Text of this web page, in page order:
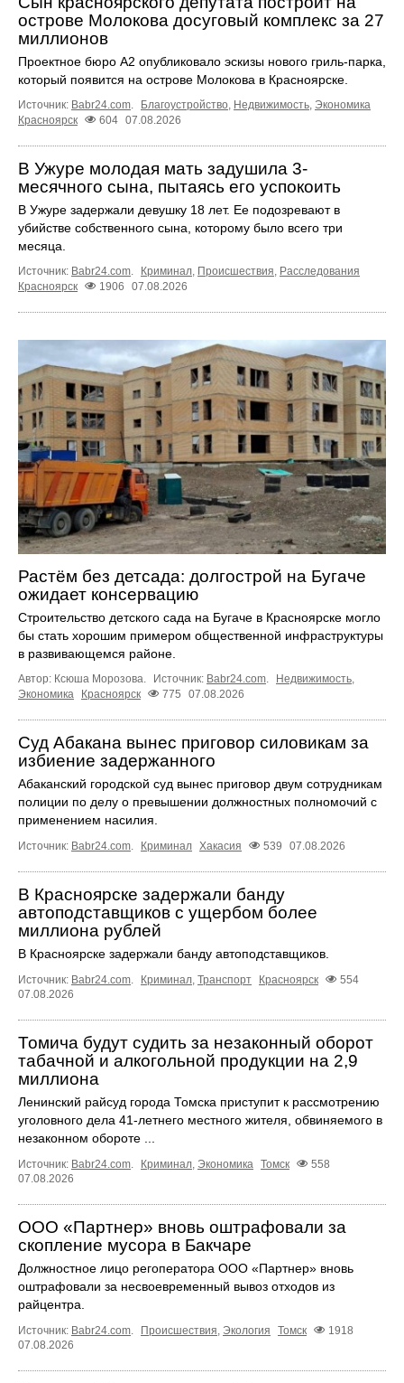
острове Молокова досуговый комплекс за 27
миллионов
Проектное бюро А2 опубликовало эскизы нового гриль-парка,
который появится на острове Молокова в Красноярске.
Источник: Babr24.com. Благоустройство, Недвижимость, Экономика
Красноярск
604 07.08.2026
В Ужуре молодая мать задушила 3-
месячного сына, пытаясь его успокоить
В Ужуре задержали девушку 18 лет. Ее подозревают в
убийстве собственного сына, которому было всего три
месяца.
Источник: Babr24.com. Криминал, Происшествия, Расследования
Красноярск
1906 07.08.2026
Растём без детсада: долгострой на Бугаче
ожидает консервацию
Строительство детского сада на Бугаче в Красноярске могло
бы стать хорошим примером общественной инфраструктуры
в развивающемся районе.
Автор: Ксюша Морозова. Источник: Babr24.com Недвижимость
Экономика
Красноярск 775 07.08.2026
Суд Абакана вынес приговор силовикам за
избиение задержанного
Абаканский городской суд вынес приговор двум сотрудникам
полиции по делу о превышении должностных полномочий с
применением насилия.
Источник: Babr24.com. Криминал Хакасия 539 07.08.2026
В Красноярске задержали банду
автоподставщиков с ущербом более
миллиона рублей
В Красноярске задержали банду автоподставщиков.
Источник: Babr24.com. Криминал, Транспорт Красноярск
554
07.08.2026
Томича будут судить за незаконный оборот
табачной и алкогольной продукции на 2,9
миллиона
Ленинский райсуд города Томска приступит к рассмотрению
уголовного дела 41-летнего местного жителя, обвиняемого в
незаконном обороте ...
Источник: Babr24.com. Криминал, Экономика Томск
558
07.08.2026
ООО «Партнер» вновь оштрафовали за
скопление мусора в Бакчаре
Должностное лицо регоператора ООО «Партнер» вновь
оштрафовали за несвоевременный вывоз отходов из
райцентра.
Источник: Babr24.com. Происшествия, Экология Томск
1918
07.08.2026